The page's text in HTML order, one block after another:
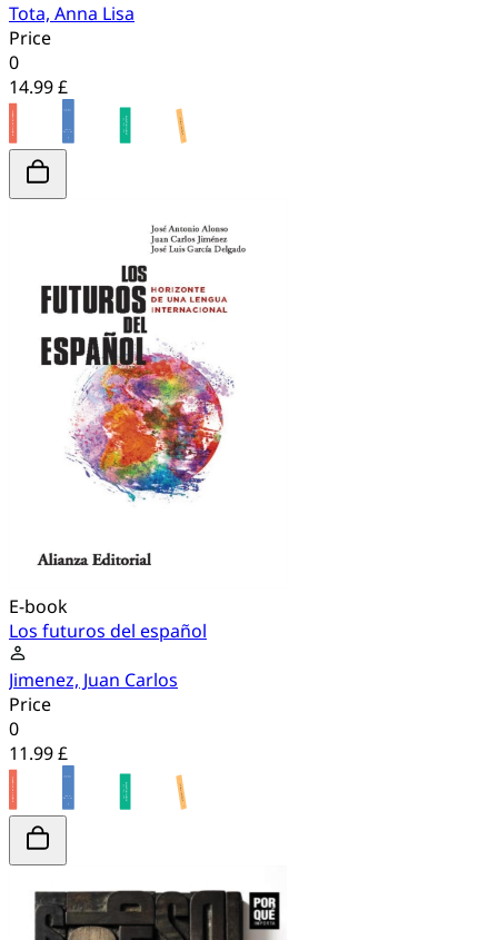
Tota, Anna Lisa
Price
0
14.99 £
E-book
Los futuros del español
Jimenez, Juan Carlos
Price
0
11.99 £